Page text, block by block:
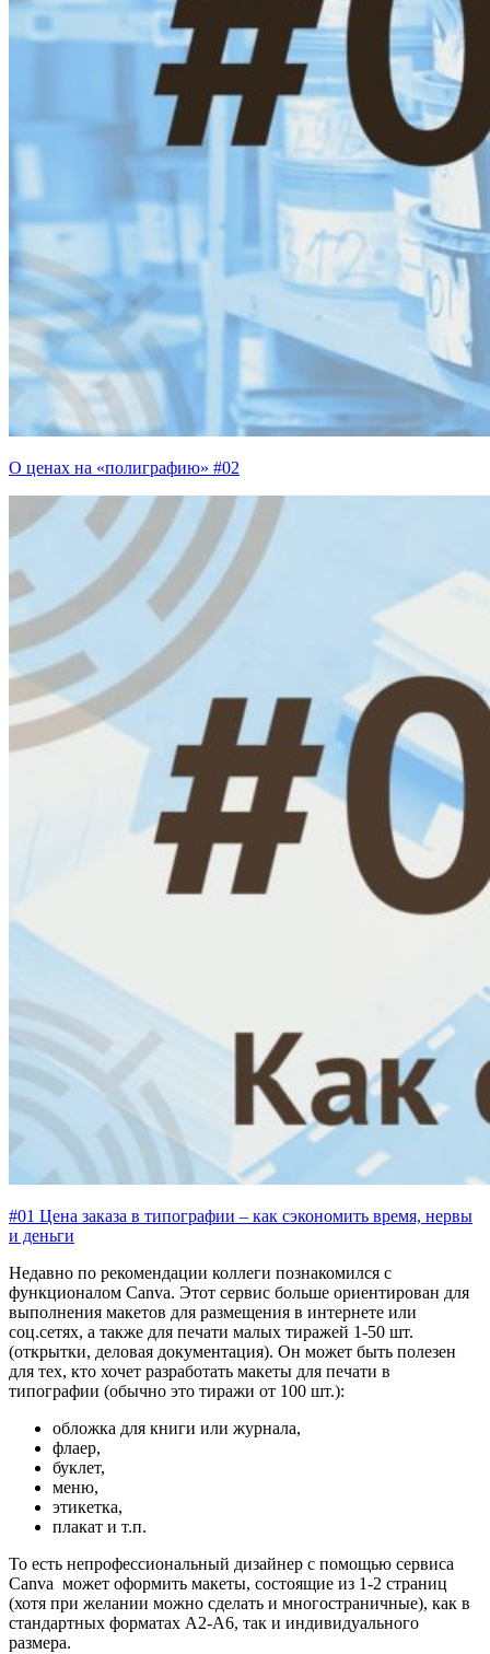
О ценах на «полиграфию» #02
#01 Цена заказа в типографии – как сэкономить время, нервы
и деньги
Недавно по рекомендации коллеги познакомился с
функционалом Canva. Этот сервис больше ориентирован для
выполнения макетов для размещения в интернете или
соц.сетях, а также для печати малых тиражей 1-50 шт.
(открытки, деловая документация). Он может быть полезен
для тех, кто хочет разработать макеты для печати в
типографии (обычно это тиражи от 100 шт.):
обложка для книги или журнала,
флаер,
буклет,
меню,
этикетка,
плакат и т.п.
То есть непрофессиональный дизайнер с помощью сервиса
Canva может оформить макеты, состоящие из 1-2 страниц
(хотя при желании можно сделать и многостраничные), как в
стандартных форматах А2-А6, так и индивидуального
размера.